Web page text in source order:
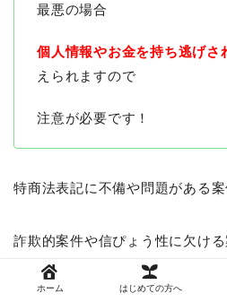
最悪の場合
個人情報やお金を持ち逃げさ
えられますので
注意が必要です！
特商法表記に不備や問題がある
詐欺的案件や信ぴょう性に欠け
いため
ホーム はじめての方へ